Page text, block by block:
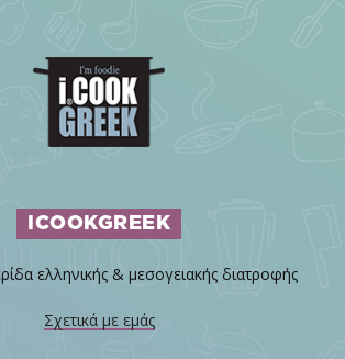
ICOOKGREEK
ελληνικής & μεσογειακής διατροφής
Σχετικά με εμάς